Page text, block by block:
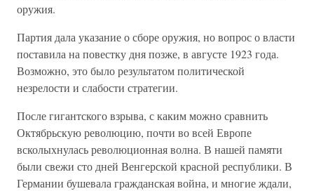
оружия.
Партия дала указание о сборе оружия, но вопрос о власти
поставила на повестку дня позже, в августе 1923 года.
Возможно, это было результатом политической
незрелости и слабости стратегии.
После гигантского взрыва, с каким можно сравнить
Октябрьскую революцию, почти во всей Европе
всколыхнулась революционная волна. В нашей памяти
были свежи сто дней Венгерской красной республики. В
Германии бушевала гражданская война, и многие ждали,